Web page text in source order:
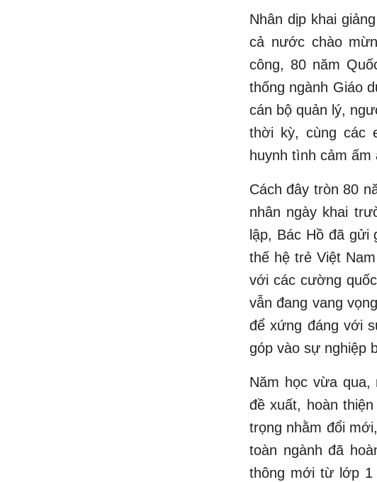
Nhân dịp khai
cả nước chào
công, 80 năm
thống ngành Giáo
cán bộ quản lý,
thời kỳ, cùng các
huynh tình cảm
Cách đây tròn 80
nhân ngày khai
lập, Bác Hồ đã
thế hệ trẻ Việt
với các cường
vẫn đang vang
để xứng đáng với
góp vào sự nghiệp
Năm học vừa qua,
đề xuất, hoàn
trọng nhằm đổi
toàn ngành đã
thông mới từ lớp 1